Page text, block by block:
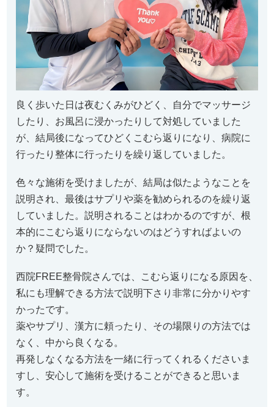
良く歩いた日は夜むくみがひどく、自分でマッサージ
したり、お風呂に浸かったりして対処していました
が、結局後になってひどくこむら返りになり、病院に
行ったり整体に行ったりを繰り返していました。
色々な施術を受けましたが、結局は似たようなことを
説明され、最後はサプリや薬を勧められるのを繰り返
していました。説明されることはわかるのですが、根
本的にこむら返りにならないのはどうすればよいの
か？疑問でした。
西院FREE整骨院さんでは、こむら返りになる原因を、
私にも理解できる方法で説明下さり非常に分かりやす
かったです。
薬やサプリ、漢方に頼ったり、その場限りの方法では
なく、中から良くなる。
再発しなくなる方法を一緒に行ってくれるくださいま
すし、安心して施術を受けることができると思いま
す。